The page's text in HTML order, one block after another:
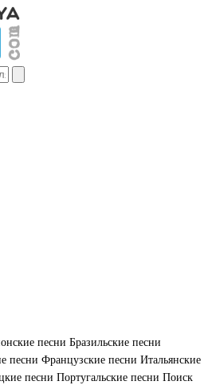
песни Бразильские песни
песни Французские песни Итальянские
песни Португальские песни Поиск